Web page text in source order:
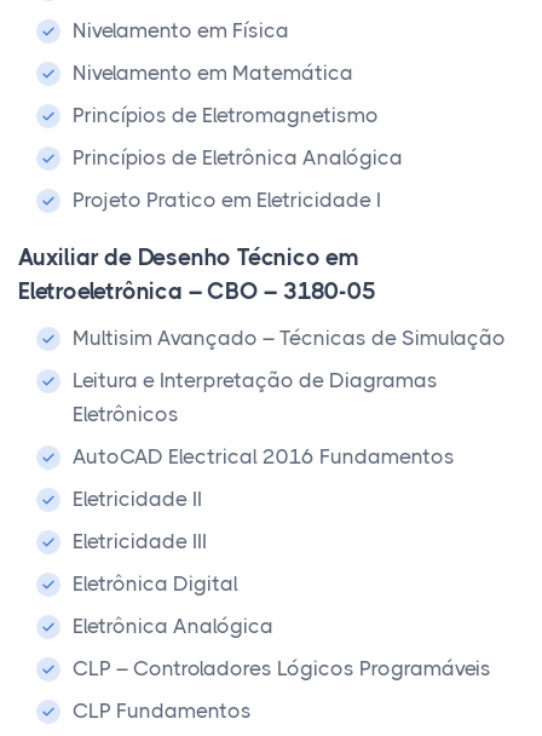
Nivelamento em Física
Nivelamento em Matemática
Princípios de Eletromagnetismo
Princípios de Eletrônica Analógica
Projeto Pratico em Eletricidade I
Auxiliar de Desenho Técnico em
Eletroeletrônica – CBO – 3180-05
Multisim Avançado – Técnicas de Simulação
Leitura e Interpretação de Diagramas
Eletrônicos
AutoCAD Electrical 2016 Fundamentos
Eletricidade II
Eletricidade III
Eletrônica Digital
Eletrônica Analógica
CLP – Controladores Lógicos Programáveis
CLP Fundamentos